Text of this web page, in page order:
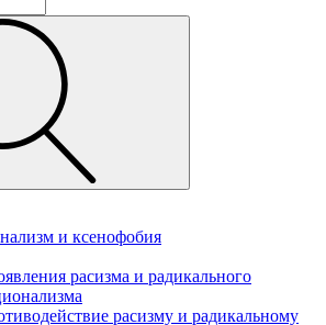
и ксенофобия
расизма и радикального
расизму и радикальному